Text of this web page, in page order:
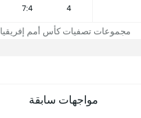
4
7:4
مجموعات تصفيات كأس أمم إفريقيا
مواجهات سابقة